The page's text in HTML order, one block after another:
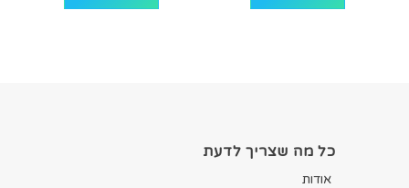
כל מה שצריך לדעת
אודות